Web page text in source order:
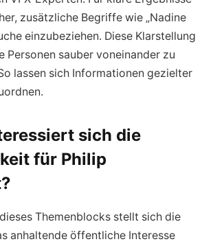
zusätzliche Begriffe wie „Nadine
einzubeziehen. Diese Klarstellung
Personen sauber voneinander zu
lassen sich Informationen gezielter
sich die
für Philip
Themenblocks stellt sich die
anhaltende öffentliche Interesse